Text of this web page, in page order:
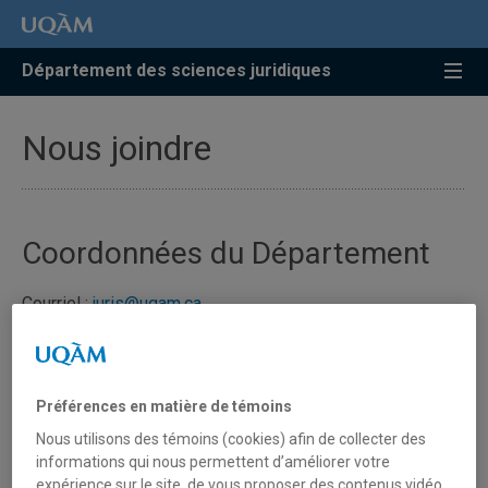
Accéder
recherche
Accéder
menu
pricipal
Accéder
zone
Département des sciences juridiques
Nous joindre
Coordonnées du Département
Courriel :juris@uqam.ca
Téléphone : (514) 987-4133
Local : W-2005
Adresse postale
Préférences en matière de témoins
Nous utilisons des témoins (cookies) afin de collecter des
informations qui nous permettent d’améliorer votre
expérience sur le site, de vous proposer des contenus vidéo,